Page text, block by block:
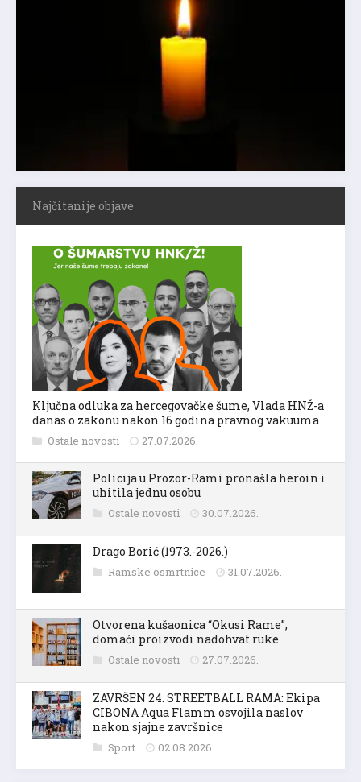
Najčitanije objave
Ključna odluka za hercegovačke šume, Vlada HNŽ-a
danas o zakonu nakon 16 godina pravnog vakuuma
Ostale novosti 27.07.2026.
Policija u Prozor-Rami pronašla heroin i
uhitila jednu osobu
Ostale novosti 30.07.2026.
Drago Borić (1973.-2026.)
Ramske osmrtnice 31.07.2026.
Otvorena kušaonica “Okusi Rame”,
domaći proizvodi nadohvat ruke
Ostale novosti 27.07.2026.
ZAVRŠEN 24. STREETBALL RAMA: Ekipa
CIBONA Aqua Flamm osvojila naslov
nakon sjajne završnice
Sport 02.08.2026.